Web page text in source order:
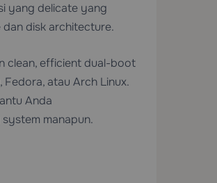
yang delicate yang
dan disk architecture.
clean, efficient dual-boot
atau Arch Linux.
Anda
manapun.